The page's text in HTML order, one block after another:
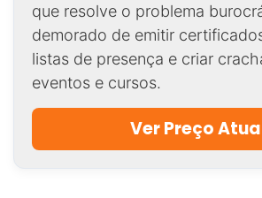
que resolve o problema
demorado de emitir
listas de presença e criar
eventos e cursos.
Ver Preço